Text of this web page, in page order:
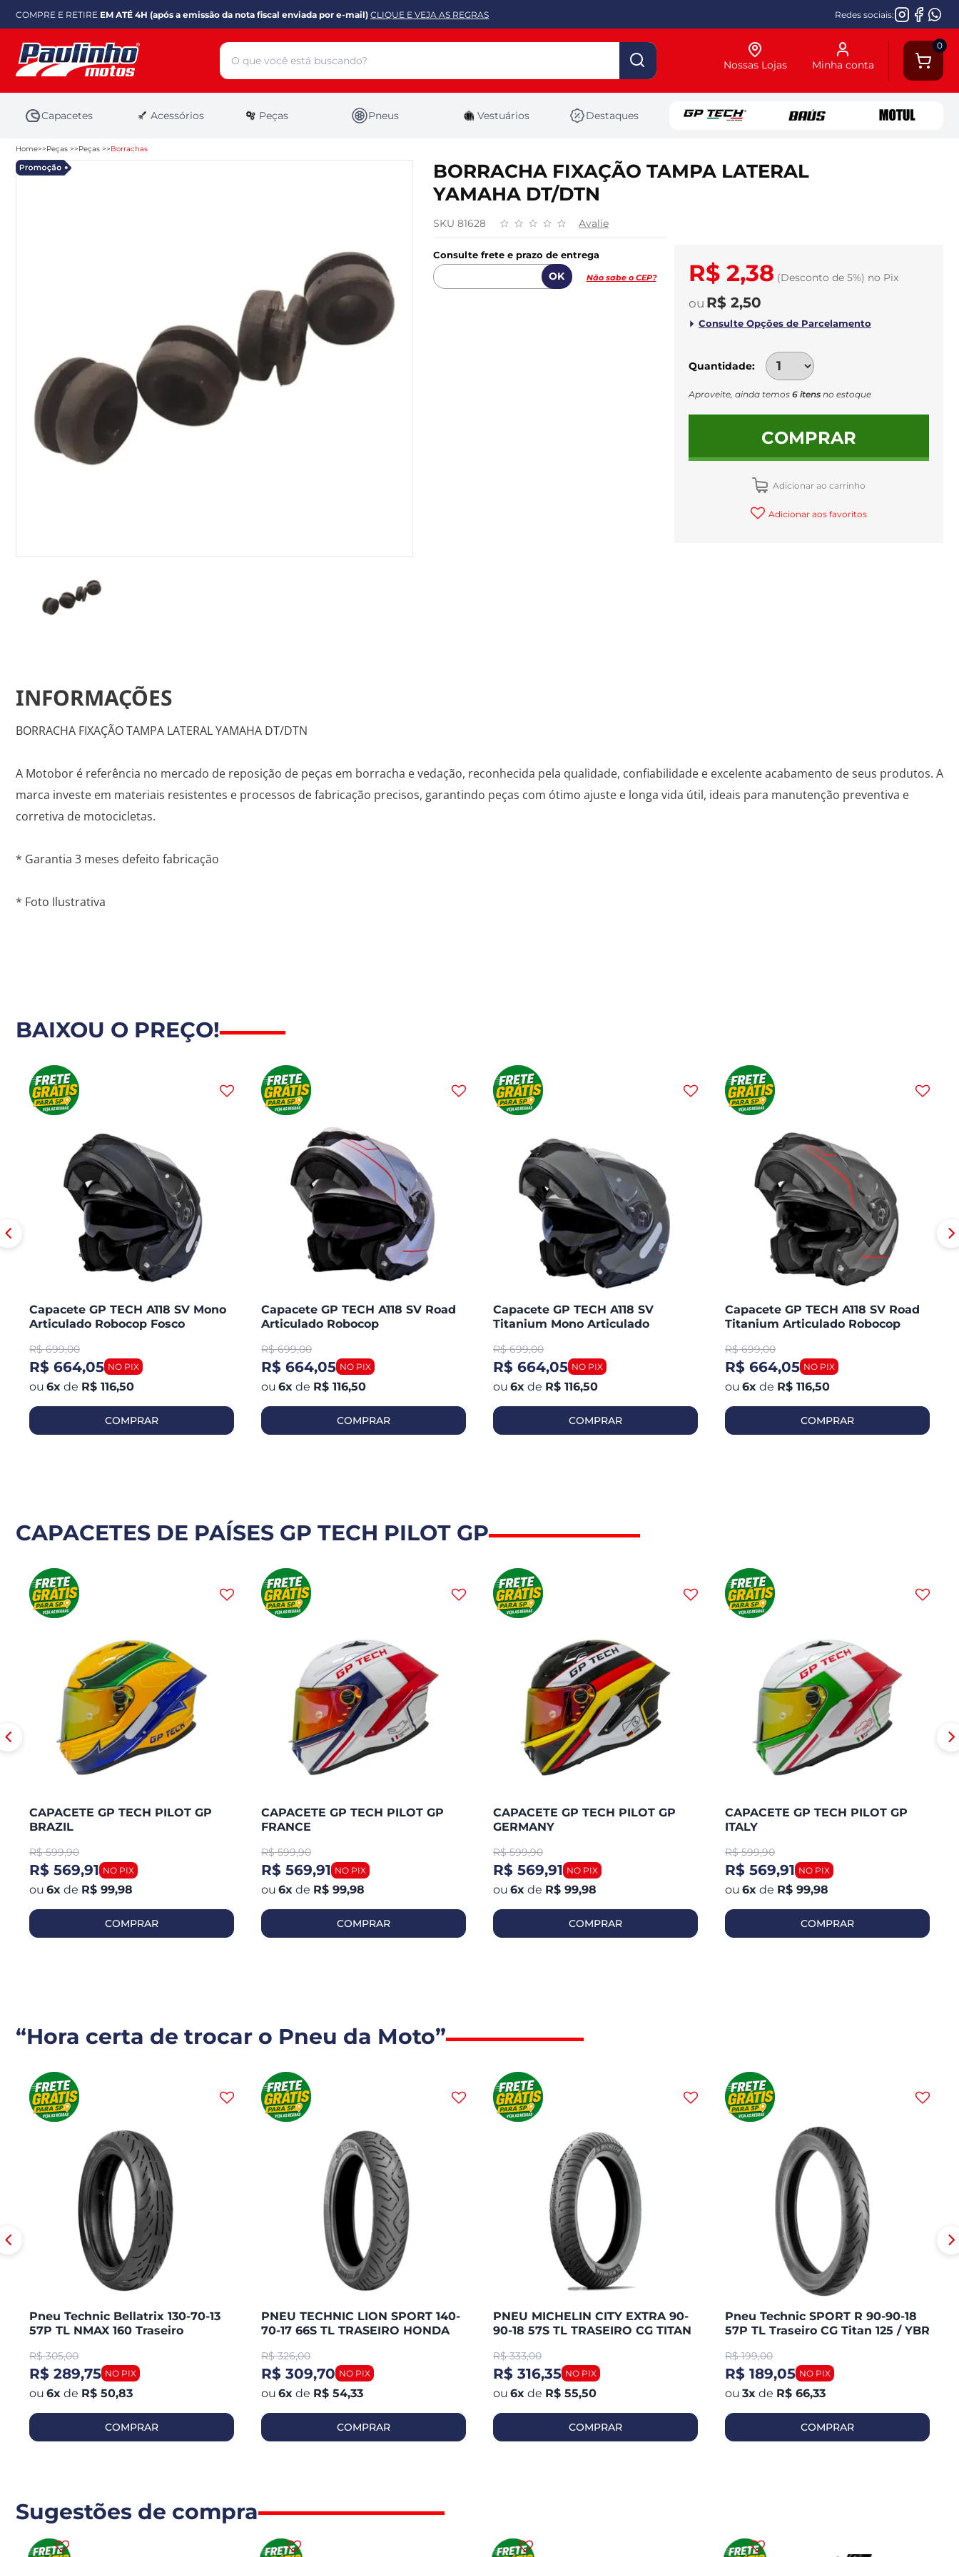
COMPRE E RETIRE EM ATÉ 4H (após a emissão da nota fiscal enviada por e-mail) CLIQUE E VEJA AS REGRAS Redes sociais:
0
Minha conta
Nossas Lojas
Capacetes Acessórios Peças Pneus Vestuários Destaques
Home Peças Peças Borrachas
BORRACHA FIXAÇÃO TAMPA LATERAL
YAMAHA DT/DTN
SKU 81628 Avalie
Consulte frete e prazo de entrega
Não sabe o CEP? R$ 2,38 (Desconto de 5%) no Pix
R$ 2,50
Quantidade
Aproveite, ainda temos 6 itens no estoque
COMPRAR
Adicionar ao carrinho
Adicionar aos favoritos
INFORMAÇÕES
BORRACHA FIXAÇÃO TAMPA LATERAL YAMAHA DT/DTN
A Motobor é referência no mercado de reposição de peças em borracha e vedação, reconhecida pela qualidade, confiabilidade e excelente acabamento de seus produtos. A
marca investe em materiais resistentes e processos de fabricação precisos, garantindo peças com ótimo ajuste e longa vida útil, ideais para manutenção preventiva e
corretiva de motocicletas.
* Garantia 3 meses defeito fabricação
* Foto Ilustrativa
BAIXOU O PREÇO!
Capacete GP TECH A118 SV Mono
Articulado Robocop Fosco
R$ 699,00
R$ 664,05
6x de R$ 116,50
COMPRAR
Capacete GP TECH A118 SV Road
Articulado Robocop
R$ 699,00
R$ 664,05
6x de R$ 116,50
COMPRAR
Capacete GP TECH A118 SV
Titanium Mono Articulado
R$ 699,00
R$ 664,05
6x de R$ 116,50
COMPRAR
Capacete GP TECH A118 SV Road
Titanium Articulado Robocop
R$ 699,00
R$ 664,05
6x de R$ 116,50
COMPRAR
CAPACETES DE PAÍSES GP TECH PILOT GP
CAPACETE GP TECH PILOT GP
BRAZIL
R$ 599,90
R$ 569,91
6x de R$ 99,98
COMPRAR
CAPACETE GP TECH PILOT GP
FRANCE
R$ 599,90
R$ 569,91
6x de R$ 99,98
COMPRAR
CAPACETE GP TECH PILOT GP
GERMANY
R$ 599,90
R$ 569,91
6x de R$ 99,98
COMPRAR
CAPACETE GP TECH PILOT GP
ITALY
R$ 599,90
R$ 569,91
6x de R$ 99,98
COMPRAR
“Hora certa de trocar o Pneu da Moto”
Pneu Technic Bellatrix 130-70-13
57P TL NMAX 160 Traseiro
R$ 305,00
R$ 289,75
6x de R$ 50,83
COMPRAR
PNEU TECHNIC LION SPORT 140-
70-17 66S TL TRASEIRO HONDA
250 / KAWASAK
R$ 326,00
R$ 309,70
6x de R$ 54,33
COMPRAR
PNEU MICHELIN CITY EXTRA 90-
90-18 57S TL TRASEIRO CG TITAN
YES / FAN
R$ 333,00
R$ 316,35
6x de R$ 55,50
COMPRAR
Pneu Technic SPORT R 90-90-18
57P TL Traseiro CG Titan 125 / YBR
R$ 199,00
R$ 189,05
3x de R$ 66,33
COMPRAR
Sugestões de compra